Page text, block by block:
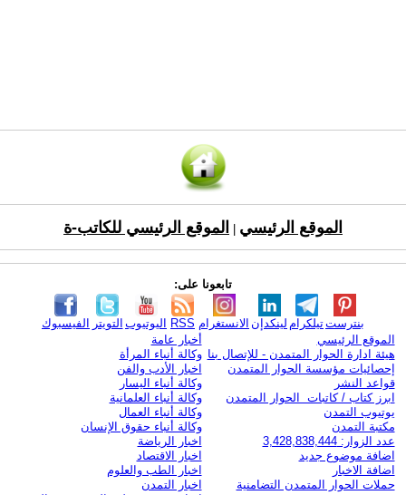
الموقع الرئيسي الموقع الرئيسي للكاتب-ة
تابعونا على:
الفيسبوك التويتر اليوتيوب RSS الانستغرام لينكدإن تيلكرامبنترست
الموقع الرئيسي
هيئة ادارة الحوار المتمدن - للإتصال بنا
إحصائيات مؤسسة الحوار المتمدن
قواعد النشر
ابرز كتاب / كاتبات الحوار المتمدن
يوتيوب التمدن
مكتبة التمدن
عدد الزوار: 3,428,838,444
اضافة موضوع جديد
اضافة الاخبار
حملات الحوار المتمدن التضامنية
أخبار عامة
وكالة أنباء المرأة
اخبار الأدب والفن
وكالة أنباء اليسار
وكالة أنباء العلمانية
وكالة أنباء العمال
وكالة أنباء حقوق الإنسان
اخبار الرياضة
اخبار الاقتصاد
اخبار الطب والعلوم
اخبار التمدن